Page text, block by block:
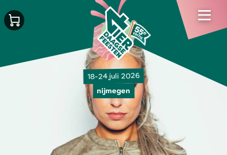
18-24 juli 2026
nijmegen